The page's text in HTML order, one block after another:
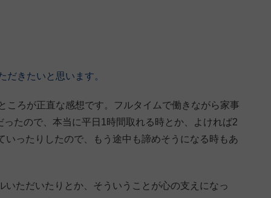
きたいと思います。
ころが正直な感想です。フルタイムで働きながら家事
たので、本当に平日1時間取れる時とか、よければ2
ったりしたので、もう途中も諦めそうになる時もあ
ただいたりとか、そういうことが心の支えになっ